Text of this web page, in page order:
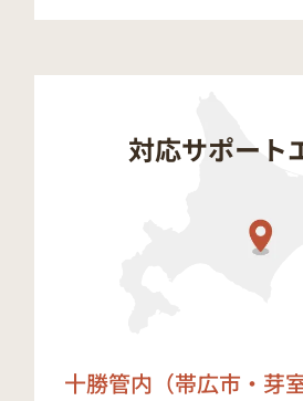
対応サポート
十勝管内（帯広市・芽